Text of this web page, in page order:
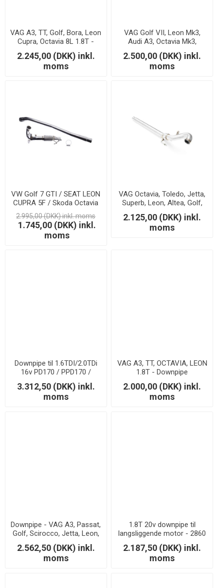
VAG A3, TT, Golf, Bora, Leon
Cupra, Octavia 8L 1.8T -
Downpipe
2.245,00 (DKK) inkl.
moms
VAG Golf VII, Leon Mk3,
Audi A3, Octavia Mk3,
Passat B8 1.6/2.0 TDi -
Downpipe - 76mm.
2.500,00 (DKK) inkl.
moms
VW Golf 7 GTI / SEAT LEON
CUPRA 5F / Skoda Octavia
RS 5E / SKODA SUPERB 4x4
1.8/2.0 TSI - 3" Downpipe
2.995,00 (DKK) inkl. moms
1.745,00 (DKK) inkl.
moms
VAG Octavia, Toledo, Jetta,
Superb, Leon, Altea, Golf,
A3, Touran 1.9/2.0 TDi -
Downpipe
2.125,00 (DKK) inkl.
moms
Downpipe til 1.6TDI/2.0TDi
16v PD170 / PPD170 /
CR140 and CR170
3.312,50 (DKK) inkl.
moms
VAG A3, TT, OCTAVIA, LEON
1.8T - Downpipe
2.000,00 (DKK) inkl.
moms
Downpipe - VAG A3, Passat,
Golf, Scirocco, Jetta, Leon,
Octavia 2.0 TSi/TFSi
2.562,50 (DKK) inkl.
moms
1.8T 20v downpipe til
langsliggende motor - 2860
/ 2871
2.187,50 (DKK) inkl.
moms